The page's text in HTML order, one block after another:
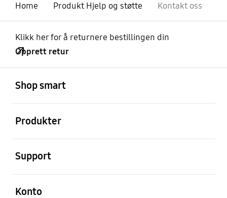
Home Produkt Hjelp og støtte Kontakt oss
Klikk her for å returnere bestillingen din
Opprett retur
Shop smart
Produkter
Support
Konto